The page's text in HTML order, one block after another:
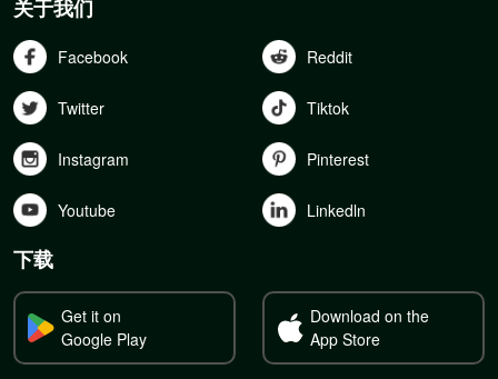
关于我们
Facebook Reddit
Twitter Tiktok
Instagram Pinterest
Youtube Linkedln
下载
Get it on
Google Play
Download on the
App Store